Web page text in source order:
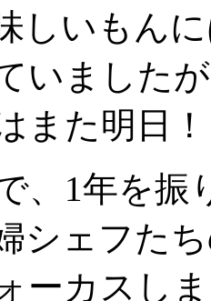
しいもん
いました
また明日！
、1年を振
シェフた
ーカスし